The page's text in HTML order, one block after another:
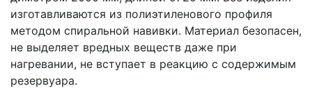
изготавливаются из полиэтиленового профиля
методом спиральной навивки. Материал безопасен,
не выделяет вредных веществ даже при
нагревании, не вступает в реакцию с содержимым
резервуара.